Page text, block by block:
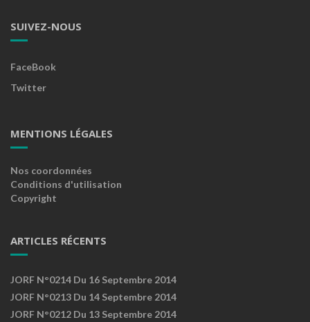
SUIVEZ-NOUS
FaceBook
Twitter
MENTIONS LÉGALES
Nos coordonnées
Conditions d'utilisation
Copyright
ARTICLES RÉCENTS
JORF N°0214 Du 16 Septembre 2014
JORF N°0213 Du 14 Septembre 2014
JORF N°0212 Du 13 Septembre 2014